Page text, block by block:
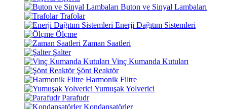
Buton ve Sinyal Lambaları
Trafolar
Enerji Dağıtım Sistemleri
Ölçme
Zaman Saatleri
Şalter
Vinç Kumanda Kutuları
Şönt Reaktör
Harmonik Filtre
Yumuşak Yolverici
Parafudr
Kondansatörler